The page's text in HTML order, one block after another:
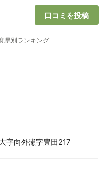
口コミを投稿
県別ランキング
字向外瀬字豊田217